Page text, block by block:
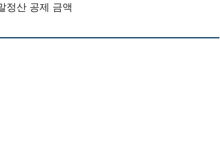
정산 공제 금액